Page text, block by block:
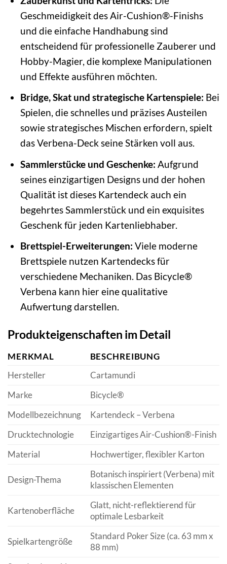
Geschmeidigkeit des Air-Cushion®-Finishs
und die einfache Handhabung sind
entscheidend für professionelle Zauberer und
Hobby-Magier, die komplexe Manipulationen
und Effekte ausführen möchten.
Bridge, Skat und strategische Kartenspiele: Bei
Spielen, die schnelles und präzises Austeilen
sowie strategisches Mischen erfordern, spielt
das Verbena-Deck seine Stärken voll aus.
Sammlerstücke und Geschenke: Aufgrund
seines einzigartigen Designs und der hohen
Qualität ist dieses Kartendeck auch ein
begehrtes Sammlerstück und ein exquisites
Geschenk für jeden Kartenliebhaber.
Brettspiel-Erweiterungen: Viele moderne
Brettspiele nutzen Kartendecks für
verschiedene Mechaniken. Das Bicycle®
Verbena kann hier eine qualitative
Aufwertung darstellen.
Produkteigenschaften im Detail
MERKMAL
BESCHREIBUNG
Hersteller
Cartamundi
Marke
Bicycle®
Modellbezeichnung
Kartendeck – Verbena
Drucktechnologie
Einzigartiges Air-Cushion®-Finish
Material
Hochwertiger, flexibler Karton
Design-Thema
Botanisch inspiriert (Verbena) mit
klassischen Elementen
Kartenoberfläche
Glatt, nicht-reflektierend für
optimale Lesbarkeit
Spielkartengröße
Standard Poker Size (ca. 63 mm x
88 mm)